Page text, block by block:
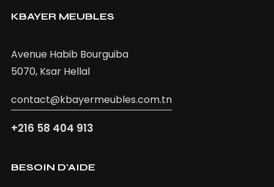
KBAYER MEUBLES
Avenue Habib Bourguiba
5070, Ksar Hellal
contact@kbayermeubles.com.tn
+216 58 404 913
BESOIN D'AIDE